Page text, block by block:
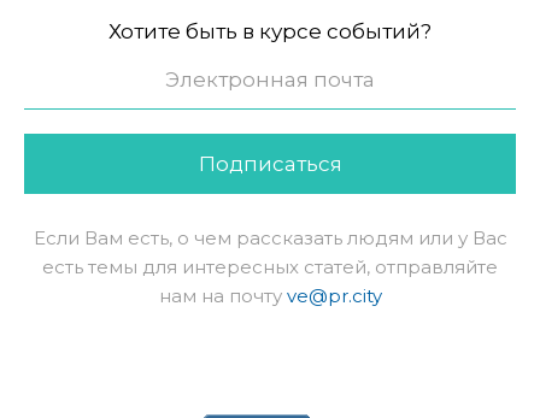
Хотите быть в курсе событий?
Подписаться
Если Вам есть, о чем рассказать людям или у Вас
есть темы для интересных статей, отправляйте
нам на почту ve@pr.city